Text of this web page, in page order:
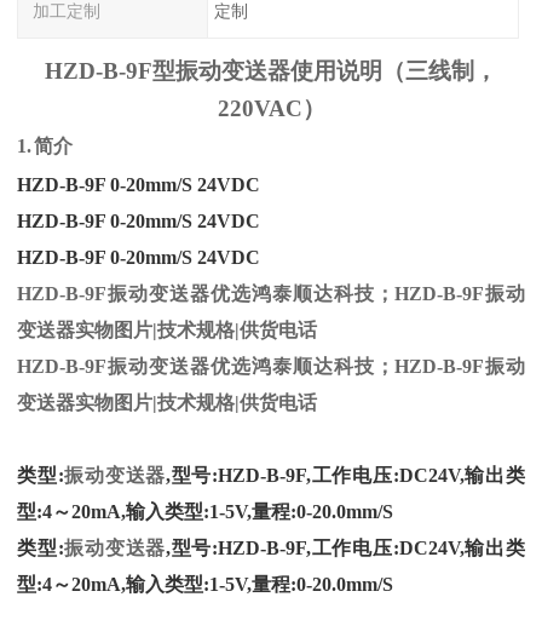
加工定制 定制
HZD-B-9F型振动变送器使用说明（三线制，
220VAC）
1.简介
HZD-B-9F 0-20mm/S 24VDC
HZD-B-9F 0-20mm/S 24VDC
HZD-B-9F 0-20mm/S 24VDC
HZD-B-9F振动变送器优选鸿泰顺达科技；HZD-B-9F振动
变送器实物图片|技术规格|供货电话
HZD-B-9F振动变送器优选鸿泰顺达科技；HZD-B-9F振动
变送器实物图片|技术规格|供货电话
类型:振动变送器,型号:HZD-B-9F,工作电压:DC24V,输出类
型:4～20mA,输入类型:1-5V,量程:0-20.0mm/S
类型:振动变送器,型号:HZD-B-9F,工作电压:DC24V,输出类
型:4～20mA,输入类型:1-5V,量程:0-20.0mm/S